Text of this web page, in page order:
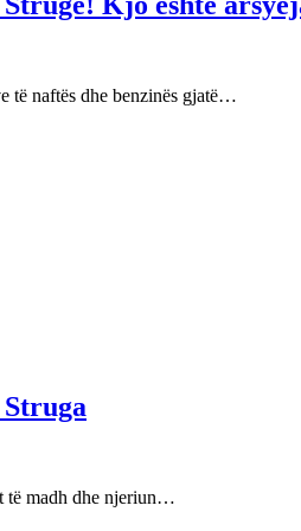
të naftës dhe benzinës gjatë…
të madh dhe njeriun…